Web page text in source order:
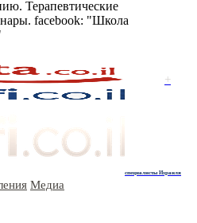
Терапевтические
facebook: "Школа
+
специалисты Израиля
Медиа